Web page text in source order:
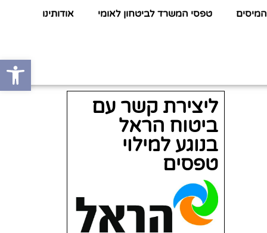
טפסי המשרד לביטחון לאומי אודותינו
ליצירת קשר עם
ביטוח הראל
בנוגע למילוי
טפסים
פתח